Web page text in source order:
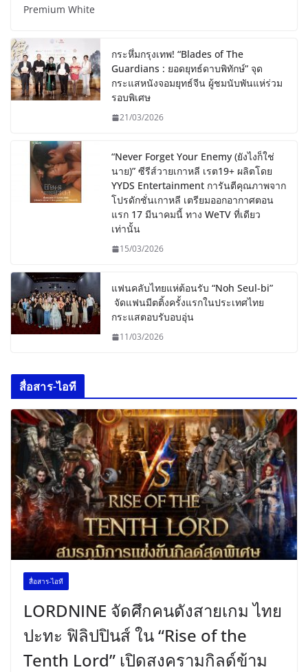
Premium White
กระหึ่มกรุงเทพ! “Blades of The
Guardians : ยอดยุทธ์ดาบพิทักษ์” จุด
กระแสหนังจอมยุทธ์จีน ผู้ชมนับพันแห่ร่วม
รอบพิเศษ
21/03/2026
“Never Forget Your Enemy (ยังไงก็ใช่
นาย)” ซีรีส์วายเกาหลี เรต19+ ผลิตโดย
YYDS Entertainment การันตีคุณภาพจาก
โปรดักชั่นเกาหลี เตรียมออกอากาศตอน
แรก 17 มีนาคมนี้ ทาง WeTV ที่เดียว
เท่านั้น
15/03/2026
แฟนคลับไทยแห่ต้อนรับ “Noh Seul-bi”
จัดแฟนมีตติ้งครั้งแรกในประเทศไทย
กระแสตอบรับอบอุ่น
11/03/2026
สื่อสาร-ไอที
สื่อสาร-ไอที
LORDNINE จัดศึกคนดังสายเกม ไทย
ปะทะ ฟิลิปปินส์ ใน “Rise of the
Tenth Lord” เปิดสงครามกิลด์ข้าม